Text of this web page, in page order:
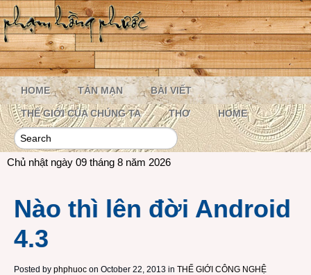
HOME TẢN MẠN BÀI VIẾT
THẾ GIỚI CỦA CHÚNG TA THƠ HOME
Chủ nhật ngày 09 tháng 8 năm 2026
Nào thì lên đời Android
4.3
Posted by phphuoc on October 22, 2013 in THẾ GIỚI CÔNG NGHỆ